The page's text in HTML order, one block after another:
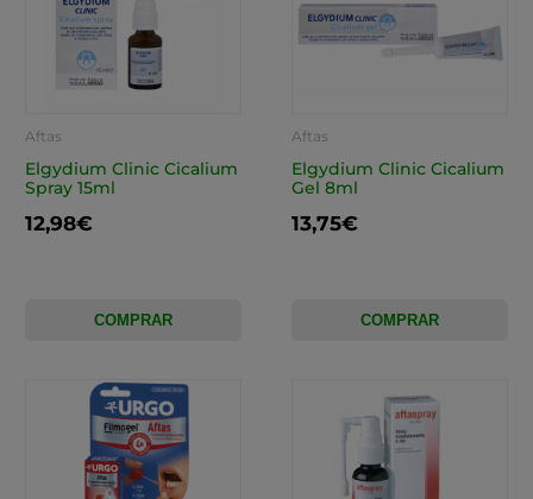
Aftas
Elgydium Clinic Cicalium
Spray 15ml
12,98€
COMPRAR
Aftas
Elgydium Clinic Cicalium
Gel 8ml
13,75€
COMPRAR